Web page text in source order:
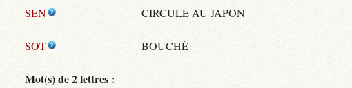
SEN CIRCULE AU JAPON
SOT BOUCHÉ
Mot(s) de 2 lettres :